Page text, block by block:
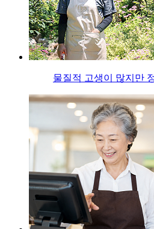
물질적 고생이 많지만